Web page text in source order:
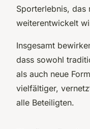
Sporterlebnis, das
weiterentwickelt
Insgesamt
dass sowohl
als auch neue
vielfältiger,
alle Beteiligten.